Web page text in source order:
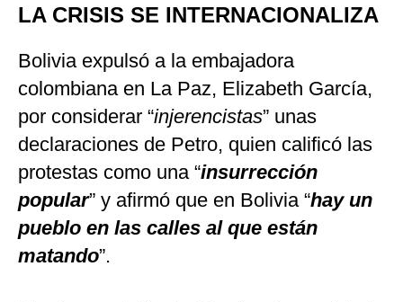
LA CRISIS SE INTERNACIONALIZA
Bolivia expulsó a la embajadora
colombiana en La Paz, Elizabeth García,
por considerar “injerencistas” unas
declaraciones de Petro, quien calificó las
protestas como una “insurrección
popular” y afirmó que en Bolivia “hay un
pueblo en las calles al que están
matando”.